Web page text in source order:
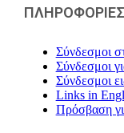
ΠΛΗΡΟΦΟΡΙΕΣ
Σύνδεσμοι
Σύνδεσμοι
Σύνδεσμοι
Links in
Πρόσβαση